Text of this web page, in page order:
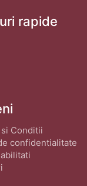
rapide
Conditii
confidentialitate